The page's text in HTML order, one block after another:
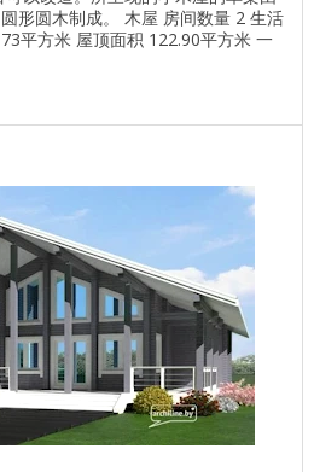
形圆木制成。 木屋 房间数量 2 生活
平方米 屋顶面积 122.90平方米 一
17.74平方米 墙体材料的体积
其他选项也是可能的。 圆形原木